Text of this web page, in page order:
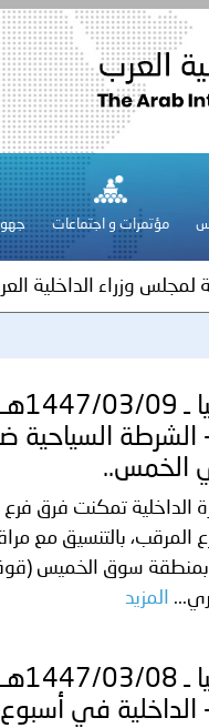
مؤتمرات و اجتماعات
بتعيين اللواء حمد
لمجلس وزراء الداخلية
لمجلس وزراء الداخلية
عشر للمسؤولين عن
في المجالات
الشرطة السياحية
الخمس..
الداخلية تمكنت فرق فرع
المرقب، بالتنسيق مع
بمنطقة سوق الخميس
المزيد
في أسبوع